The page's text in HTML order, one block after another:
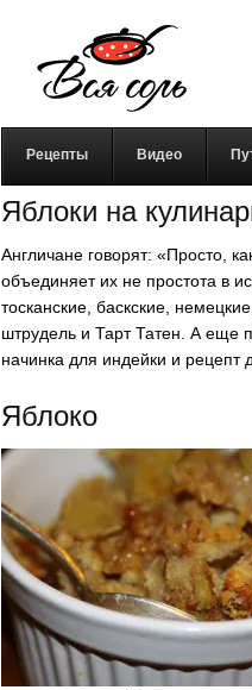
Рецепты Видео
Яблоки на
Англичане говорят: «Просто,
объединяет их не простота в
тосканские, баскские,
штрудель и Тарт Татен. А еще
начинка для индейки и рецепт
Яблоко